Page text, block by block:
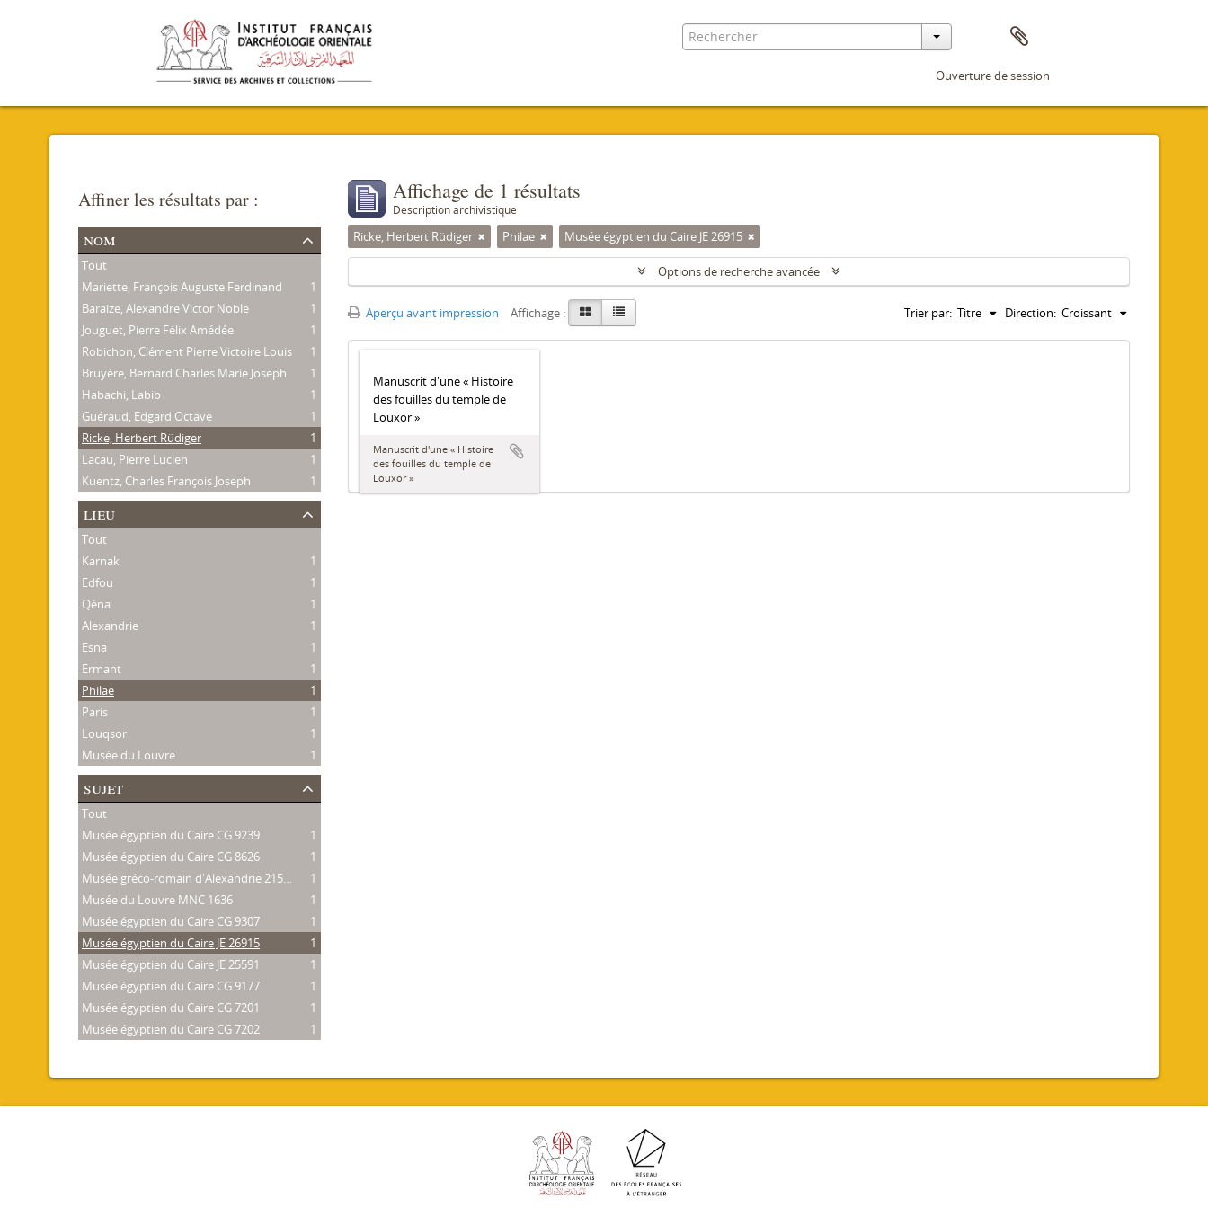
Ouverture de session
Affiner les résultats par :
nom
Tout
Mariette, François Auguste Ferdinand
1
Baraize, Alexandre Victor Noble
1
Jouguet, Pierre Félix Amédée
1
Robichon, Clément Pierre Victoire Louis
1
Bruyère, Bernard Charles Marie Joseph
1
Habachi, Labib
1
Guéraud, Edgard Octave
1
Ricke, Herbert Rüdiger
1
Lacau, Pierre Lucien
1
Kuentz, Charles François Joseph
1
lieu
Tout
Karnak
1
Edfou
1
Qéna
1
Alexandrie
1
Esna
1
Ermant
1
Philae
1
Paris
1
Louqsor
1
Musée du Louvre
1
sujet
Tout
Musée égyptien du Caire CG 9239
1
Musée égyptien du Caire CG 8626
1
Musée gréco-romain d'Alexandrie 21534
1
Musée du Louvre MNC 1636
1
Musée égyptien du Caire CG 9307
1
Musée égyptien du Caire JE 26915
1
Musée égyptien du Caire JE 25591
1
Musée égyptien du Caire CG 9177
1
Musée égyptien du Caire CG 7201
1
Musée égyptien du Caire CG 7202
1
Affichage de 1 résultats
Description archivistique
Ricke, Herbert Rüdiger Philae Musée égyptien du Caire JE 26915
Options de recherche avancée
Aperçu avant impression Affichage : Trier par: Titre Direction: Croissant
Manuscrit d'une « Histoire
des fouilles du temple de
Louxor »
Manuscrit d'une « Histoire
des fouilles du temple de
Louxor »